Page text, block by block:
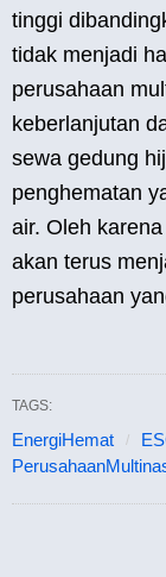
tinggi
tidak menjadi
perusahaan
keberlanjutan
sewa gedung
penghematan
air. Oleh
akan terus
perusahaan
TAGS:
EnergiHemat